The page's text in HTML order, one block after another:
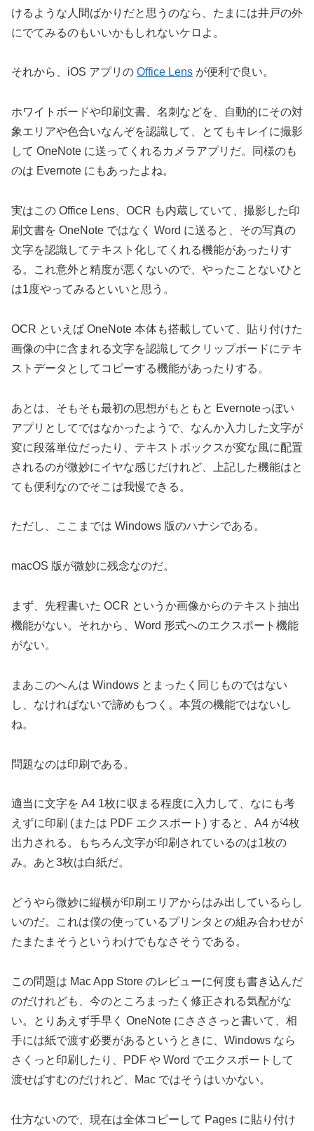
けるような人間ばかりだと思うのなら、たまには井戸の外
にでてみるのもいいかもしれないケロよ。
それから、iOS アプリの Office Lens が便利で良い。
ホワイトボードや印刷文書、名刺などを、自動的にその対
象エリアや色合いなんぞを認識して、とてもキレイに撮影
して OneNote に送ってくれるカメラアプリだ。同様のも
のは Evernote にもあったよね。
実はこの Office Lens、OCR も内蔵していて、撮影した印
刷文書を OneNote ではなく Word に送ると、その写真の
文字を認識してテキスト化してくれる機能があったりす
る。これ意外と精度が悪くないので、やったことないひと
は1度やってみるといいと思う。
OCR といえば OneNote 本体も搭載していて、貼り付けた
画像の中に含まれる文字を認識してクリップボードにテキ
ストデータとしてコピーする機能があったりする。
あとは、そもそも最初の思想がもともと Evernoteっぽい
アプリとしてではなかったようで、なんか入力した文字が
変に段落単位だったり、テキストボックスが変な風に配置
されるのが微妙にイヤな感じだけれど、上記した機能はと
ても便利なのでそこは我慢できる。
ただし、ここまでは Windows 版のハナシである。
macOS 版が微妙に残念なのだ。
まず、先程書いた OCR というか画像からのテキスト抽出
機能がない。それから、Word 形式へのエクスポート機能
がない。
まあこのへんは Windows とまったく同じものではない
し、なければないで諦めもつく。本質の機能ではないし
ね。
問題なのは印刷である。
適当に文字を A4 1枚に収まる程度に入力して、なにも考
えずに印刷 (または PDF エクスポート) すると、A4 が4枚
出力される。もちろん文字が印刷されているのは1枚の
み。あと3枚は白紙だ。
どうやら微妙に縦横が印刷エリアからはみ出しているらし
いのだ。これは僕の使っているプリンタとの組み合わせが
たまたまそうというわけでもなさそうである。
この問題は Mac App Store のレビューに何度も書き込んだ
のだけれども、今のところまったく修正される気配がな
い。とりあえず手早く OneNote にさささっと書いて、相
手には紙で渡す必要があるというときに、Windows なら
さくっと印刷したり、PDF や Word でエクスポートして
渡せばすむのだけれど、Mac ではそうはいかない。
仕方ないので、現在は全体コピーして Pages に貼り付け